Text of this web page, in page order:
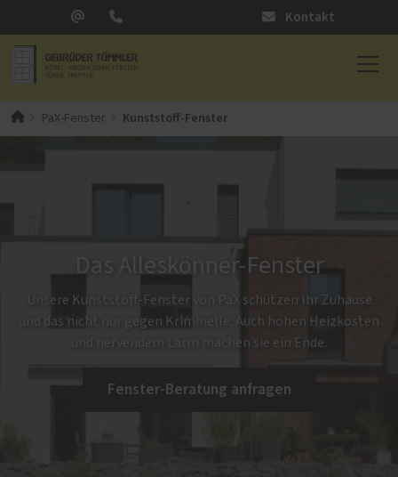
Kontakt
PaX-Fenster Kunststoff-Fenster
Das Alleskönner-Fenster
Unsere Kunststoff-Fenster von PaX schützen Ihr Zuhause
und das nicht nur gegen Kriminelle. Auch hohen Heizkosten
und nervendem Lärm machen sie ein Ende.
Fenster-Beratung anfragen